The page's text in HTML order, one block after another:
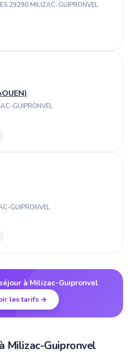
29290 MILIZAC-GUIPRONVEL
GUIPRONVEL
GUIPRONVEL
à Milizac-Guipronvel
les tarifs →
Milizac-Guipronvel